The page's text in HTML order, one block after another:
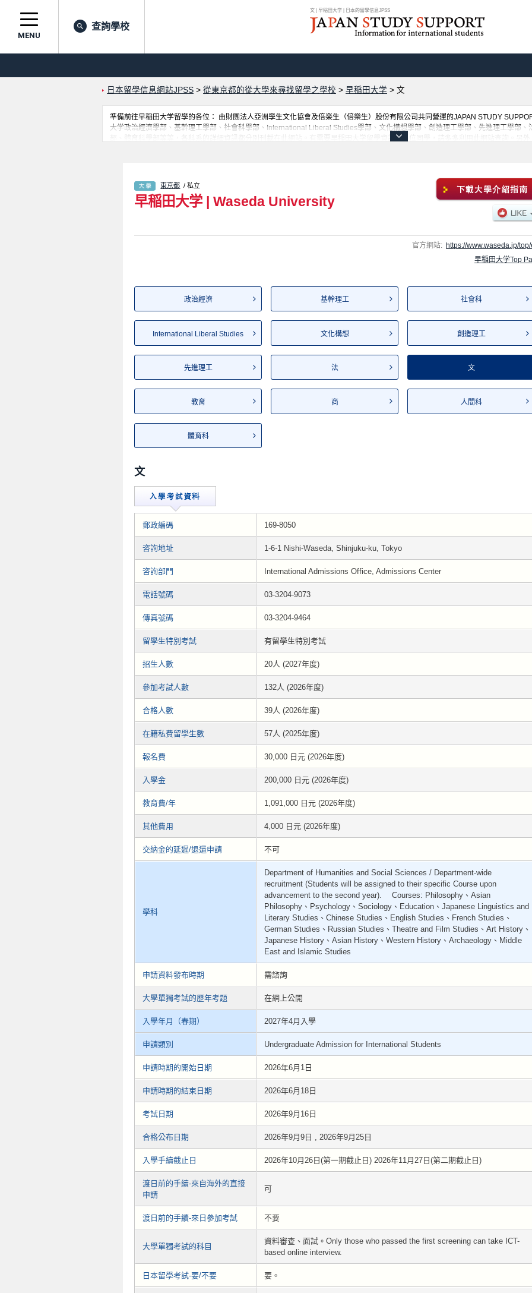
文 | 早稲田大学 | 日本的留學信息JPSS
MENU
查詢學校
日本留學信息網站JPSS > 從東京都的從大學來尋找留學之學校 > 早稲田大学 > 文
準備前往早稲田大学留學的各位： 由財團法人亞洲學生文化協會及倍楽生（倍樂生）股份有限公司共同營運的JAPAN STUDY
大学政治經濟學部、基幹理工學部、社會科學部、International Liberal Studies學部、文化構想學部、創造理工學部、先進理工學部
部、體育科學部等等，各科系的詳細資訊都分別刊載在此網站。有需要早稲田大学留學資訊的各位同學，請多多利用此網站查詢。另
東京都 / 私立
早稲田大学 | Waseda University
官方網站: https://www.waseda.jp/
早稲田大学Top
政治經濟 基幹理工 社會科
International Liberal Studies 文化構想 創造理工
先進理工 法 文
教育 商 人間科
體育科
文
郵政編碼 169-8050
咨詢地址 1-6-1 Nishi-Waseda, Shinjuku-ku, Tokyo
咨詢部門 International Admissions Office, Admissions Center
電話號碼 03-3204-9073
傳真號碼 03-3204-9464
留學生特別考試 有留學生特別考試
招生人數 20人 (2027年度)
參加考試人數 132人 (2026年度)
合格人數 39人 (2026年度)
在籍私費留學生數 57人 (2025年度)
報名費 30,000 日元 (2026年度)
入學金 200,000 日元 (2026年度)
教育費/年 1,091,000 日元 (2026年度)
其他費用 4,000 日元 (2026年度)
交納金的延遲/退還申請 不可
學科
Department of Humanities and Social Sciences / Department-wide
recruitment (Students will be assigned to their specific Course upon
advancement to the second year). Courses: Philosophy、Asian
Philosophy、Psychology、Sociology、Education、Japanese Linguistics and
Literary Studies、Chinese Studies、English Studies、French Studies、
German Studies、Russian Studies、Theatre and Film Studies、Art History、
Japanese History、Asian History、Western History、Archaeology、Middle
East and Islamic Studies
申請資料發布時期 需諮詢
大學單獨考試的歷年考題 在網上公開
入學年月（春期） 2027年4月入學
申請類別 Undergraduate Admission for International Students
申請時期的開始日期 2026年6月1日
申請時期的結束日期 2026年6月18日
考試日期 2026年9月16日
合格公布日期 2026年9月9日 , 2026年9月25日
入學手續截止日 2026年10月26日(第一期截止日) 2026年11月27日(第二期截止日)
渡日前的手續-來自海外的直接
申請
可
渡日前的手續-來日參加考試 不要
大學單獨考試的科目
資料審查、面試。Only those who passed the first screening can take ICT-
based online interview.
日本留學考試-要/不要 要。